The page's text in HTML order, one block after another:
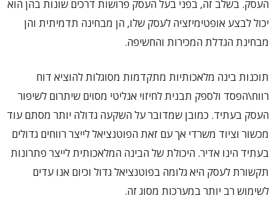
העסק. בשלב זה, בפני בעל העסק פרושות דרכים שונות בהן הוא
יכול לבצע אופטימיזציה לעסק שלו, הן מבחינה תדמיתית והן
מבחינת הגדלת המכירות והחשיפה.
תוכנות בינה מלאכותיות מתקדמות מסוגלות להוציא דוח
רווח\הפסד ולספק תבנית לחיזוי אנליטי מסוים שיתרום לשיפור
העסק בעתיד. כמובן שמדובר על השקעה גדולה יותר מסתם עוד
מכשור וציוד משרדי אך עם זאת הפוטנציאל לייצר רווחים גדולים
בעתיד הינו אדיר. היכולת של הבינה המלאכותית לייצר פתרונות
תקשורת לעסק היא גלומה בפוטנציאל גדול וכיום אנו עדים
לשימוש רב יותר במערכות מסוג זה.